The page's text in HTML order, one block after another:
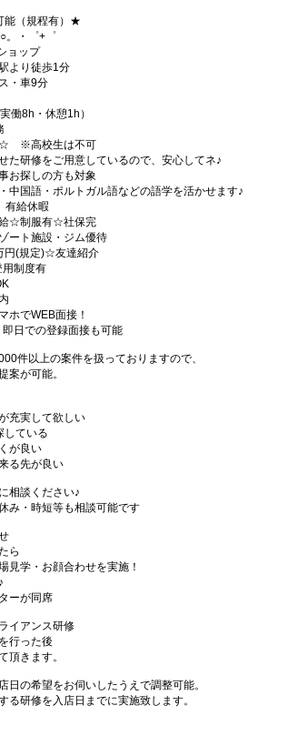
能（規程有）★
。・゜+゜
ョップ
より徒歩1分
・車9分
働8h・休憩1h）
☆ ※高校生は不可
た研修をご用意しているので、安心してネ♪
お探しの方も対象
中国語・ポルトガル語などの語学を活かせます♪
有給休暇
☆制服有☆社保完
ート施設・ジム優待
円(規定)☆友達紹介
制度有
ホでWEB面接！
日での登録面接も可能
件以上の案件を扱っておりますので、
案が可能。
充実して欲しい
している
が良い
る先が良い
相談ください♪
み・時短等も相談可能です
ら
見学・お顔合わせを実施！
ーが同席
イアンス研修
行った後
頂きます。
日の希望をお伺いしたうえで調整可能。
る研修を入店日までに実施致します。